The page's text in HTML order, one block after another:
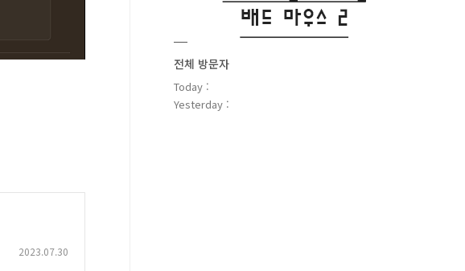
2023.07.30
전체 방문자
Today :
Yesterday :